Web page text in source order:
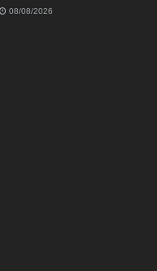
08/08/2026